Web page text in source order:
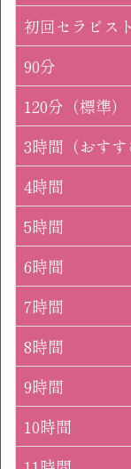
初回セラピス
90分
120分（標準）
3時間（おすす
4時間
5時間
6時間
7時間
8時間
9時間
10時間